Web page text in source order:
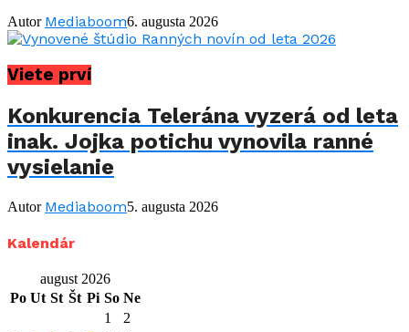
Autor Mediaboom6. augusta 2026
Viete prví
Konkurencia Telerána vyzerá od leta
inak. Jojka potichu vynovila ranné
vysielanie
Autor Mediaboom5. augusta 2026
Kalendár
august 2026
Po Ut St Št Pi So Ne
1
2